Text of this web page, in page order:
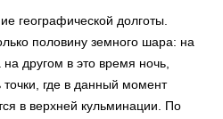
географической долготы.
половину земного шара: на
другом в это время ночь,
точки, где в данный момент
в верхней кульминации. По